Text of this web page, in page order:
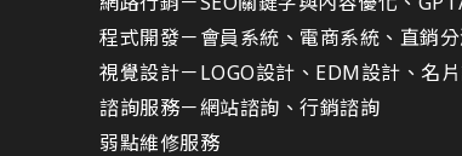
程式開發－會員系統、電商系統、直銷
視覺設計－LOGO設計、EDM設計、名
諮詢服務－網站諮詢、行銷諮詢
弱點維修服務